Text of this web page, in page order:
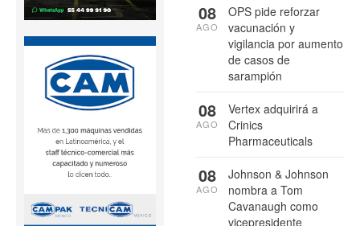
OPS pide reforzar
vacunación y
vigilancia por aumento
de casos de
sarampión
08
AGO
Vertex adquirirá a
Crinics
Pharmaceuticals
08
AGO
Johnson & Johnson
nombra a Tom
Cavanaugh como
vicepresidente
08
AGO